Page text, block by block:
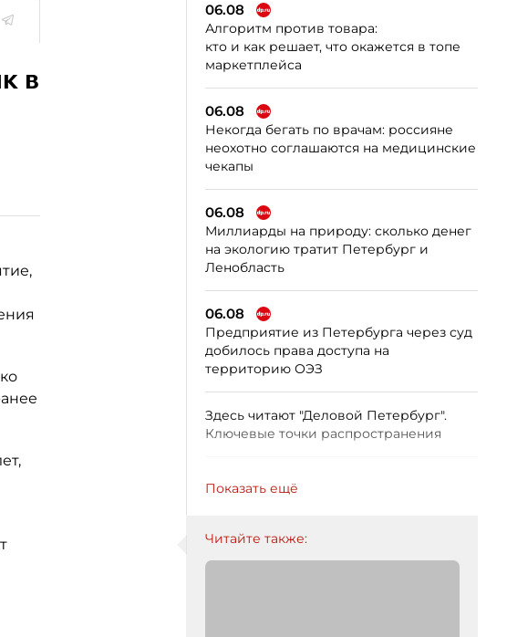
в
06.08
Алгоритм против товара:
кто и как решает, что окажется в топе
маркетплейса
06.08
Некогда бегать по врачам: россияне
неохотно соглашаются на медицинские
чекапы
06.08
Миллиарды на природу: сколько денег
на экологию тратит Петербург и
Ленобласть
06.08
Предприятие из Петербурга через суд
добилось права доступа на
территорию ОЭЗ
Здесь читают "Деловой Петербург".
Ключевые точки распространения
Показать ещё
Читайте также: